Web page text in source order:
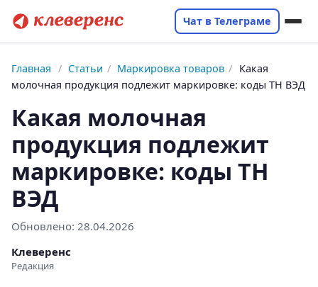
Чат в Телеграме
Главная / Статьи / Маркировка товаров / Какая
молочная продукция подлежит маркировке: коды ТН ВЭД
Какая молочная
продукция подлежит
маркировке: коды ТН
ВЭД
Обновлено: 28.04.2026
Клеверенс
Редакция